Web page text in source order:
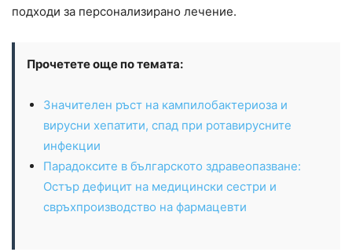
подходи за персонализирано лечение.
Прочетете още по темата:
Значителен ръст на кампилобактериоза и
вирусни хепатити, спад при ротавирусните
инфекции
Парадоксите в българското здравеопазване:
Остър дефицит на медицински сестри и
свръхпроизводство на фармацевти